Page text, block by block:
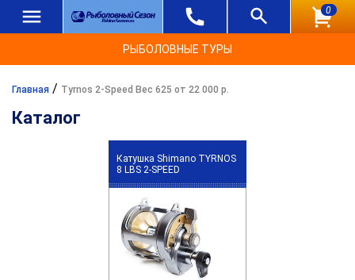
0
РЫБОЛОВНЫЕ ТУРЫ
Главная / Tyrnos 2-Speed Вес 625 от 22 000 р.
Каталог
Катушка Shimano TYRNOS
8 LBS 2-SPEED